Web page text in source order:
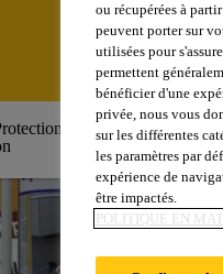
Façades, Parois
Balcons
ou récupérées à
peuvent porter sur
utilisées pour
permettent
bénéficier d'une
privée, nous vous
sur les différentes
les paramètres par
expérience de
être impactés.
POLITIQUE EN